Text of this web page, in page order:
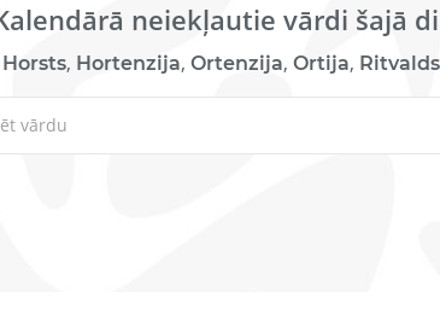
neiekļautie vārdi šajā
Horsts, Hortenzija, Ortenzija, Ortija, Ritvalds